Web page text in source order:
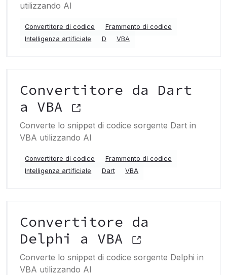
utilizzando AI
Convertitore di codice
Frammento di codice
Intelligenza artificiale
D VBA
Convertitore da Dart
a VBA
Converte lo snippet di codice sorgente Dart in
VBA utilizzando AI
Convertitore di codice
Frammento di codice
Intelligenza artificiale
Dart VBA
Convertitore da
Delphi a VBA
Converte lo snippet di codice sorgente Delphi in
VBA utilizzando AI